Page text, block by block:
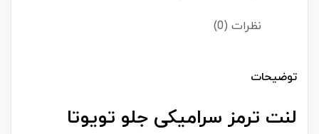
نظرات (0)
توضیحات
لنت ترمز سرامیکی جلو تویوتا